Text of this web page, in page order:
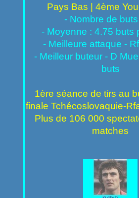
Pays Bas | 4ème
- Nombre de
- Moyenne : 4.75 buts
- Meilleure attaque -
- Meilleur buteur - D
buts
1ère séance de tirs au
finale Tchécoslovaquie-
Plus de 106 000
matches